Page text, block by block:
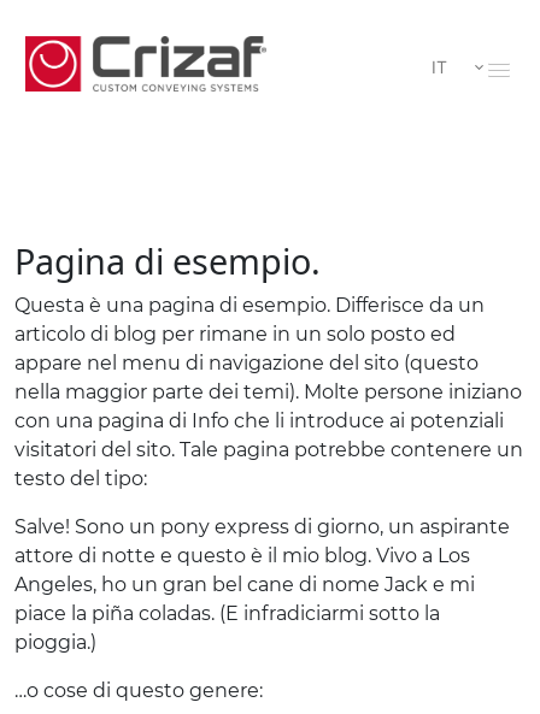
IT
Pagina di esempio.
Questa è una pagina di esempio. Differisce da un
articolo di blog per rimane in un solo posto ed
appare nel menu di navigazione del sito (questo
nella maggior parte dei temi). Molte persone iniziano
con una pagina di Info che li introduce ai potenziali
visitatori del sito. Tale pagina potrebbe contenere un
testo del tipo:
Salve! Sono un pony express di giorno, un aspirante
attore di notte e questo è il mio blog. Vivo a Los
Angeles, ho un gran bel cane di nome Jack e mi
piace la piña coladas. (E infradiciarmi sotto la
pioggia.)
…o cose di questo genere: